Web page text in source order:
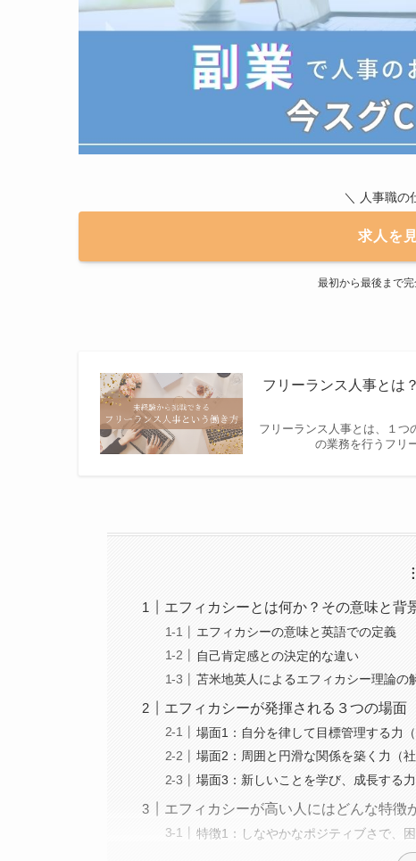
＼ 人事職の
求人を
最初から最後まで完
フリーランス人事とは
フリーランス人事とは、１つ
の業務を行うフリ
エフィカシーとは何か？その意味と背
エフィカシーの意味と英語での定義
自己肯定感との決定的な違い
苫米地英人によるエフィカシー理論の
エフィカシーが発揮される３つの場面
場面1：自分を律して目標管理する力
場面2：周囲と円滑な関係を築く力（社
場面3：新しいことを学び、成長する
エフィカシーが高い人にはどんな特徴
特徴1：しなやかなポジティブさで、